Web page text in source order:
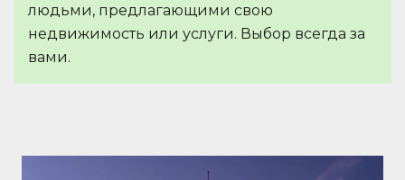
людьми, предлагающими свою
недвижимость или услуги. Выбор всегда за
вами.